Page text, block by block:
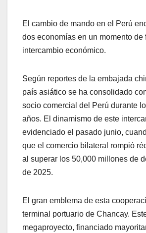
El cambio de mando en el Perú
dos economías en un momento de
intercambio económico.
Según reportes de la embajada
país asiático se ha consolidado
socio comercial del Perú durante
años. El dinamismo de este
evidenciado el pasado junio,
que el comercio bilateral rompió
al superar los 50,000 millones de
de 2025.
El gran emblema de esta
terminal portuario de Chancay.
megaproyecto, financiado